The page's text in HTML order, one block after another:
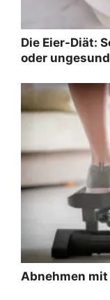
Die Eier-Diät:
oder
Abnehmen